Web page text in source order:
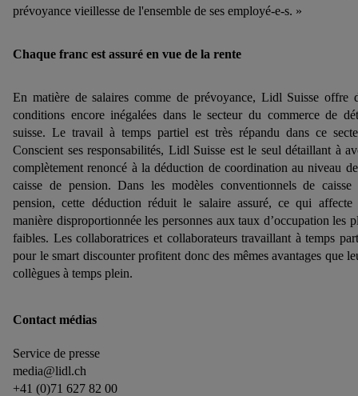
prévoyance vieillesse de l'ensemble de ses employé-e-s. »
Chaque franc est assuré en vue de la rente
En matière de salaires comme de prévoyance, Lidl Suisse offre
conditions encore inégalées dans le secteur du commerce de
suisse. Le travail à temps partiel est très répandu dans ce
Conscient ses responsabilités, Lidl Suisse est le seul détaillant à
complètement renoncé à la déduction de coordination au niveau
caisse de pension. Dans les modèles conventionnels de caisse
pension, cette déduction réduit le salaire assuré, ce qui affecte
manière disproportionnée les personnes aux taux d’occupation les
faibles. Les collaboratrices et collaborateurs travaillant à temps
pour le smart discounter profitent donc des mêmes avantages que
collègues à temps plein.
Contact médias
Service de presse
media@lidl.ch
+41 (0)71 627 82 00
En cliquant sur « Refuser », tu as la possibilité d’autoriser
pour l’ensemble des finalités mentionnées ci-dessus. Tu
de conservation des données et sur ton droit de révoquer ton
consentement à tout moment avec effet pour l’avenir, dans
notre déclaration de confidentialité .Pour consulter les
mentions légales, c’est ici.